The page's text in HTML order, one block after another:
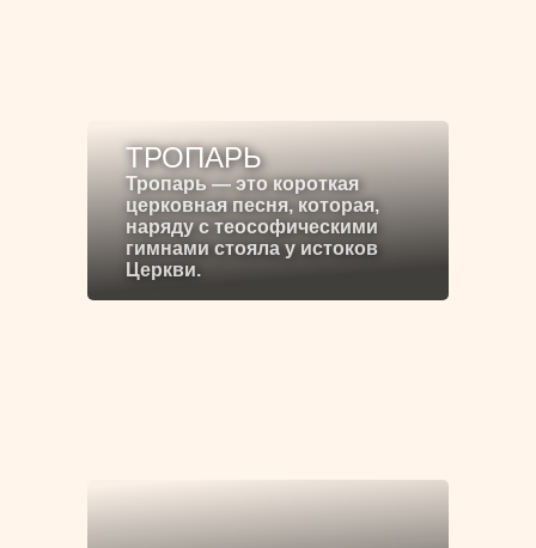
ТРОПАРЬ
Тропарь — это короткая
церковная песня, которая,
наряду с теософическими
гимнами стояла у истоков
Церкви.